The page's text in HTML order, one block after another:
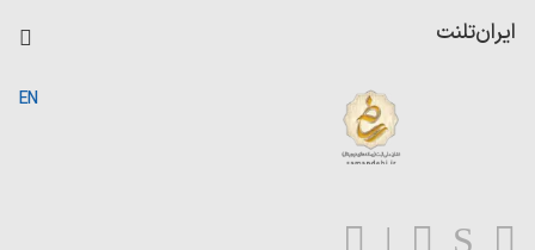
کاردیکس
ایران‌تلنت
بلاگ
EN